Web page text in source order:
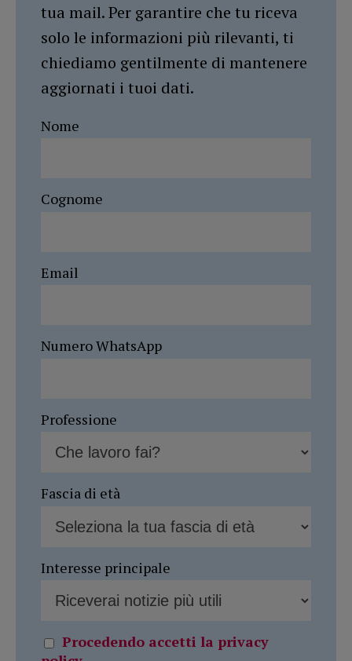
tua mail. Per garantire che tu riceva
solo le informazioni più rilevanti, ti
chiediamo gentilmente di mantenere
aggiornati i tuoi dati.
Nome
Cognome
Email
Numero WhatsApp
Professione
Fascia di età
Interesse principale
Procedendo accetti la privacy